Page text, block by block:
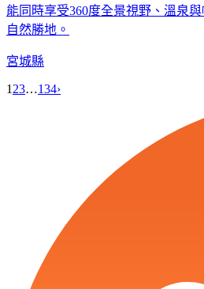
能同時享受360度全景視野、溫泉
自然勝地。
宮城縣
1 23…134›